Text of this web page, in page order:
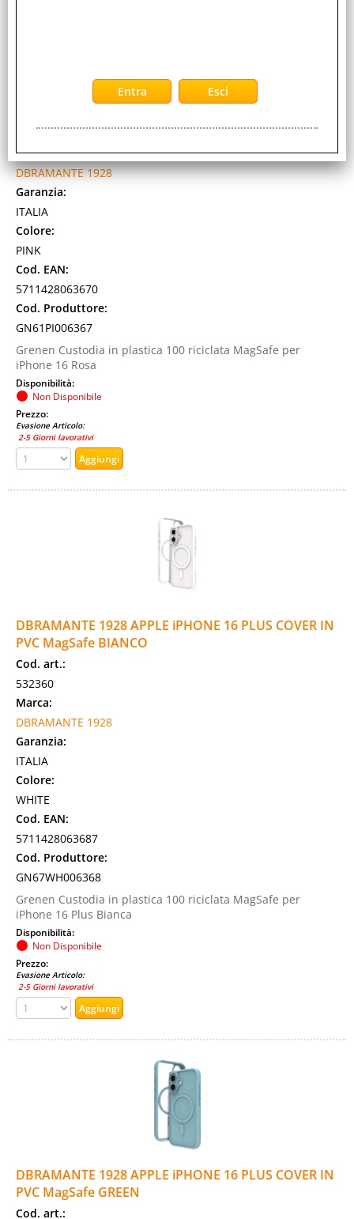
DBRAMANTE 1928 APPLE iPHONE 16 COVER IN PVC
532623
Marca:
DBRAMANTE 1928
Garanzia:
ITALIA
Colore:
PINK
Cod. EAN:
5711428063670
Cod. Produttore:
GN61PI006367
Grenen Custodia in plastica 100 riciclata MagSafe per
iPhone 16 Rosa
Disponibilità:
Non Disponibile
Prezzo:
Evasione Articolo:
2-5 Giorni lavorativi
DBRAMANTE 1928 APPLE iPHONE 16 PLUS COVER IN
PVC MagSafe BIANCO
Cod. art.:
532360
Marca:
DBRAMANTE 1928
Garanzia:
ITALIA
Colore:
WHITE
Cod. EAN:
5711428063687
Cod. Produttore:
GN67WH006368
Grenen Custodia in plastica 100 riciclata MagSafe per
iPhone 16 Plus Bianca
Disponibilità:
Non Disponibile
Prezzo:
Evasione Articolo:
2-5 Giorni lavorativi
DBRAMANTE 1928 APPLE iPHONE 16 PLUS COVER IN
PVC MagSafe GREEN
Cod. art.: